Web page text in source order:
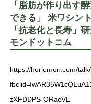
「脂肪が作り出す
できる」 米ワシン
「抗老化と長寿」
モンドットコム
https://horiemon.com/
zXFDDPS-ORaoVE